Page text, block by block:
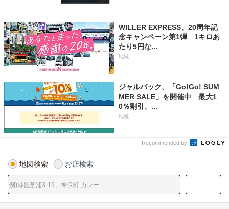
WILLER EXPRESS、20周年記
念キャンペーン第1弾 1キロあ
たり5円な...
地域
ジャルパック、「Go!Go! SUM
MER SALE」を開催中 最大1
0％割引、...
地域
Recommended by
地図検索 お店検索